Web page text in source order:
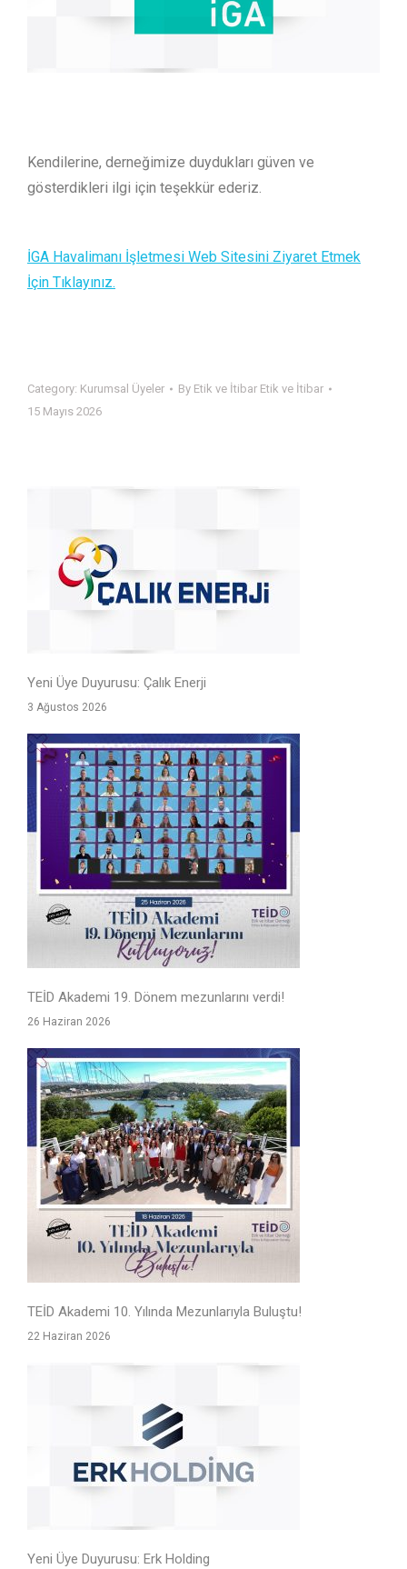
Kendilerine, derneğimize duydukları güven ve
gösterdikleri ilgi için teşekkür ederiz.
İGA Havalimanı İşletmesi Web Sitesini Ziyaret Etmek
İçin Tıklayınız.
Category: Kurumsal Üyeler By Etik ve İtibar Etik ve İtibar
15 Mayıs 2026
Yeni Üye Duyurusu: Çalık Enerji
3 Ağustos 2026
TEİD Akademi 19. Dönem mezunlarını verdi!
26 Haziran 2026
TEİD Akademi 10. Yılında Mezunlarıyla Buluştu!
22 Haziran 2026
Yeni Üye Duyurusu: Erk Holding